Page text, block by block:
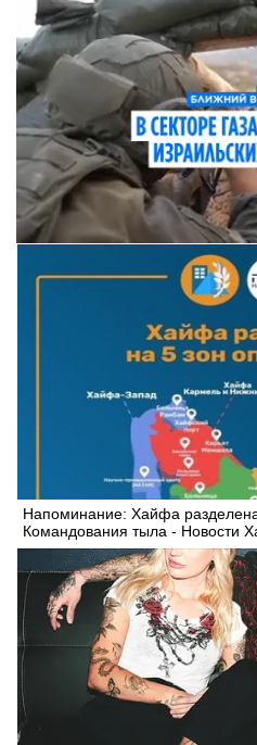
Напоминание: Xайфа
Командования тыла - Новости